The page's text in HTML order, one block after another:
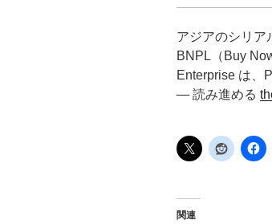
アジアのシリア
BNPL（Buy
Enterprise は、
— 読み進める
関連